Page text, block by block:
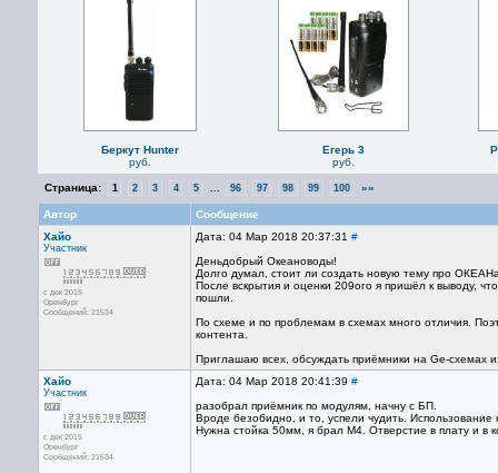
Беркут Hunter
руб.
Егерь 3
руб.
Страница: 1 2 3 4 5 96 97 98 99 100 »»
Автор
Сообщение
Хайо
Участник
с дек 2015
Оренбург
Сообщений: 21534
Дата: 04 Мар 2018 20:37:31 #
Деньдобрый Океановоды!
Долго думал, стоит ли создать новую тему про
После вскрытия и оценки 209ого я пришёл к выводу,
пошли.
По схеме и по проблемам в схемах много отличия.
контента.
Приглашаю всех, обсуждать приёмники на Ge-схемах
Хайо
Участник
с дек 2015
Оренбург
Сообщений: 21534
Дата: 04 Мар 2018 20:41:39 #
разобрал приёмник по модулям, начну с БП.
Вроде безобидно, и то, успели чудить. Использование
Нужна стойка 50мм, я брал М4. Отверстие в плату и в